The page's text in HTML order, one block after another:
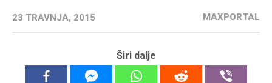
23 TRAVNJA, 2015 MAXPORTAL
Širi dalje